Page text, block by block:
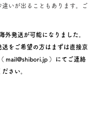
違いが出ることもあります。ご
外発送が可能になりました。
をご希望の方はまずは直接京
mail@shibori.jp ）にてご連絡
ださい。